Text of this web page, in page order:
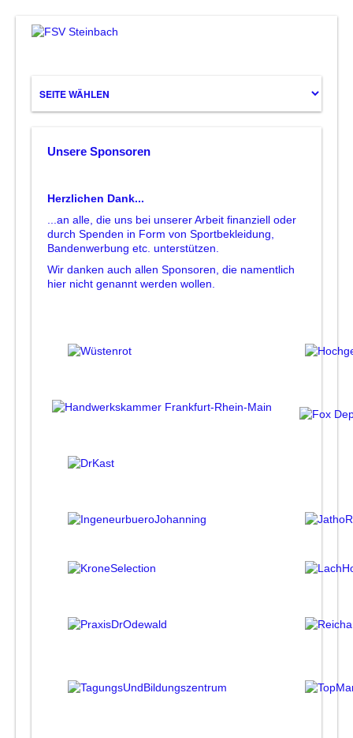
Unsere Sponsoren
Herzlichen Dank...
...an alle, die uns bei unserer Arbeit finanziell oder
durch Spenden in Form von Sportbekleidung,
Bandenwerbung etc. unterstützen.
Wir danken auch allen Sponsoren, die namentlich
hier nicht genannt werden wollen.